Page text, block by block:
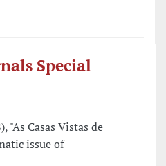
Special
"As Casas Vistas de
issue of